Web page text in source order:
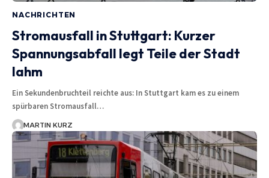
NACHRICHTEN
Stromausfall in Stuttgart: Kurzer
Spannungsabfall legt Teile der Stadt
lahm
Ein Sekundenbruchteil reichte aus: In Stuttgart kam es zu einem
spürbaren Stromausfall…
MARTIN KURZ